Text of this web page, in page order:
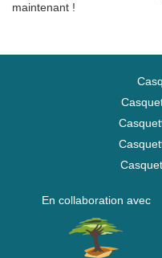
maintenant !
En collaboration avec